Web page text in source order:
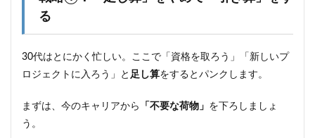
分仕
ャリ
アを
書き
る時
る
30代はとにかく忙しい。ここで「資格を取ろう」「新しいプ
ロジェクトに入ろう」と 足し算をするとパンクします。
まずは、今のキャリアから 「不要な荷物」 を下ろしましょ
う。